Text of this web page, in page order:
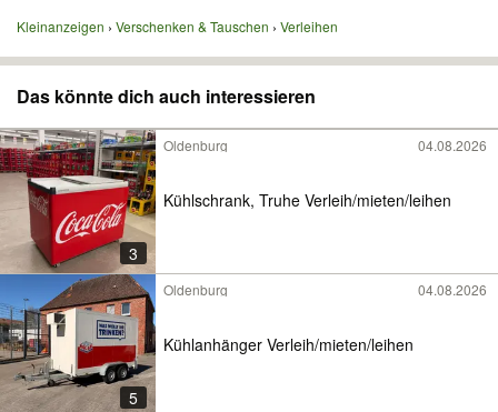
Kleinanzeigen Verschenken & Tauschen Verleihen
Das könnte dich auch interessieren
3
Oldenburg 04.08.2026
Kühlschrank, Truhe Verleih/mieten/leihen
5
Oldenburg 04.08.2026
Kühlanhänger Verleih/mieten/leihen